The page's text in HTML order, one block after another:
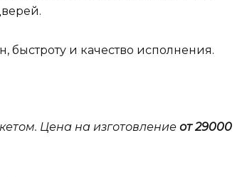
и качество исполнения.
Цена на изготовление от 29000